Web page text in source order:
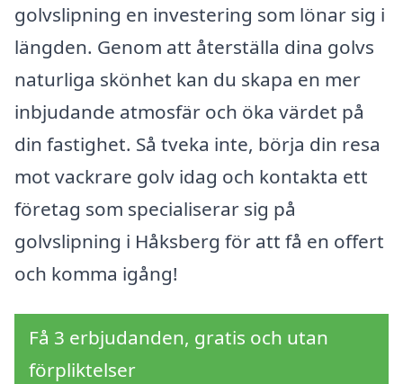
golvslipning en investering som lönar sig i
längden. Genom att återställa dina golvs
naturliga skönhet kan du skapa en mer
inbjudande atmosfär och öka värdet på
din fastighet. Så tveka inte, börja din resa
mot vackrare golv idag och kontakta ett
företag som specialiserar sig på
golvslipning i Håksberg för att få en offert
och komma igång!
Få 3 erbjudanden, gratis och utan
förpliktelser